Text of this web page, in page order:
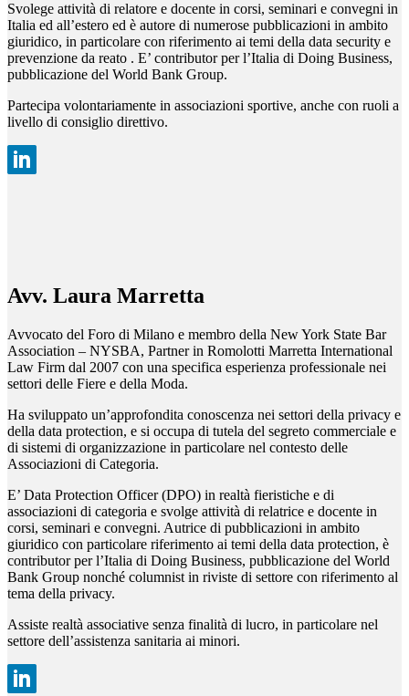
Svolege attività di relatore e docente in corsi, seminari e convegni in
Italia ed all’estero ed è autore di numerose pubblicazioni in ambito
giuridico, in particolare con riferimento ai temi della data security e
prevenzione da reato . E’ contributor per l’Italia di Doing Business,
pubblicazione del World Bank Group.
Partecipa volontariamente in associazioni sportive, anche con ruoli a
livello di consiglio direttivo.
Avv. Laura Marretta
Avvocato del Foro di Milano e membro della New York State Bar
Association – NYSBA, Partner in Romolotti Marretta International
Law Firm dal 2007 con una specifica esperienza professionale nei
settori delle Fiere e della Moda.
Ha sviluppato un’approfondita conoscenza nei settori della privacy e
della data protection, e si occupa di tutela del segreto commerciale e
di sistemi di organizzazione in particolare nel contesto delle
Associazioni di Categoria.
E’ Data Protection Officer (DPO) in realtà fieristiche e di
associazioni di categoria e svolge attività di relatrice e docente in
corsi, seminari e convegni. Autrice di pubblicazioni in ambito
giuridico con particolare riferimento ai temi della data protection, è
contributor per l’Italia di Doing Business, pubblicazione del World
Bank Group nonché columnist in riviste di settore con riferimento al
tema della privacy.
Assiste realtà associative senza finalità di lucro, in particolare nel
settore dell’assistenza sanitaria ai minori.